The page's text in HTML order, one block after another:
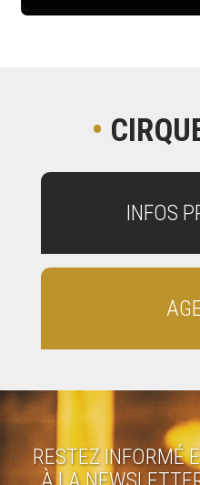
•
INFOS
RESTEZ INFORMÉ